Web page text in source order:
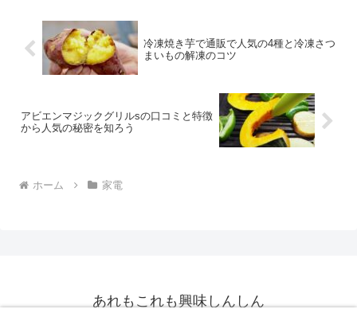
冷凍焼き芋で通販で人気の4種と冷凍さつ
まいもの解凍のコツ
アビエンマジックグリルsの口コミと特徴
から人気の秘密を知ろう
ホーム 家電
あれもこれも興味しんしん